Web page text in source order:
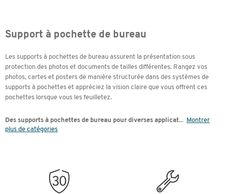
Support à pochette de bureau
Les supports à pochettes de bureau assurent la présentation sous
protection des photos et documents de tailles différentes. Rangez vos
photos, cartes et posters de manière structurée dans des systèmes de
supports à pochettes et appréciez la vision claire que vous offrent ces
pochettes lorsque vous les feuilletez.
Des supports à pochettes de bureau pour diverses applicat...
Montrer
plus de catégories